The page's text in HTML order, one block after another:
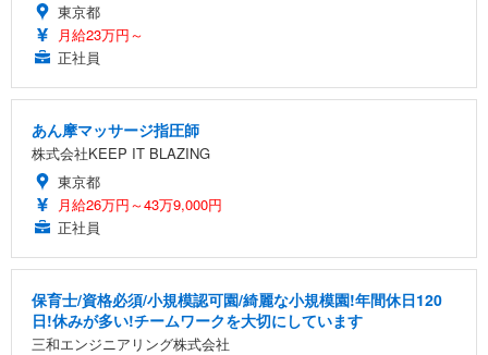
東京都
月給23万円～
正社員
あん摩マッサージ指圧師
株式会社KEEP IT BLAZING
東京都
月給26万円～43万9,000円
正社員
保育士/資格必須/小規模認可園/綺麗な小規模園!年間休日120
日!休みが多い!チームワークを大切にしています
三和エンジニアリング株式会社